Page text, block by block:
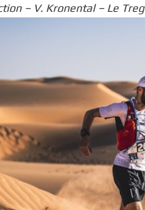
– V. Kronental – Le Treg